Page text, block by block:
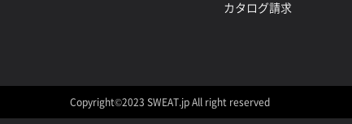
カタログ請求
Copyright©2023 SWEAT.jp All right reserved